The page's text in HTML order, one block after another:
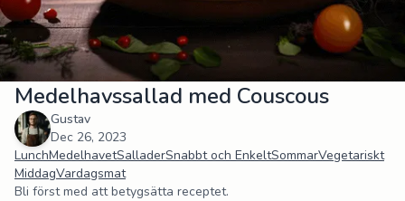
Medelhavssallad med Couscous
Gustav
Dec 26, 2023
LunchMedelhavetSalladerSnabbt och EnkeltSommarVegetariskt
MiddagVardagsmat
Bli först med att betygsätta receptet.